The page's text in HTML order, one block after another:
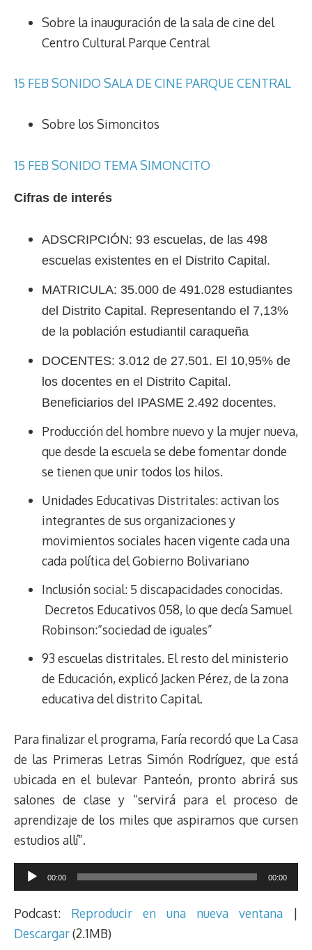
Sobre la inauguración de la sala de cine del
Centro Cultural Parque Central
15 FEB SONIDO SALA DE CINE PARQUE CENTRAL
Sobre los Simoncitos
15 FEB SONIDO TEMA SIMONCITO
Cifras de interés
ADSCRIPCIÓN: 93 escuelas, de las 498
escuelas existentes en el Distrito Capital.
MATRICULA: 35.000 de 491.028 estudiantes
del Distrito Capital. Representando el 7,13%
de la población estudiantil caraqueña
DOCENTES: 3.012 de 27.501. El 10,95% de
los docentes en el Distrito Capital.
Beneficiarios del IPASME 2.492 docentes.
Producción del hombre nuevo y la mujer nueva,
que desde la escuela se debe fomentar donde
se tienen que unir todos los hilos.
Unidades Educativas Distritales: activan los
integrantes de sus organizaciones y
movimientos sociales hacen vigente cada una
cada política del Gobierno Bolivariano
Inclusión social: 5 discapacidades conocidas.
Decretos Educativos 058, lo que decía Samuel
Robinson:“sociedad de iguales”
93 escuelas distritales. El resto del ministerio
de Educación, explicó Jacken Pérez, de la zona
educativa del distrito Capital.
Para finalizar el programa, Faría recordó que La Casa
de las Primeras Letras Simón Rodríguez, que está
ubicada en el bulevar Panteón, pronto abrirá sus
salones de clase y “servirá para el proceso de
aprendizaje de los miles que aspiramos que cursen
estudios allí”.
Reproductor
de
audio
00:00 00:00
Podcast: Reproducir en una nueva ventana |
Descargar(2.1MB)